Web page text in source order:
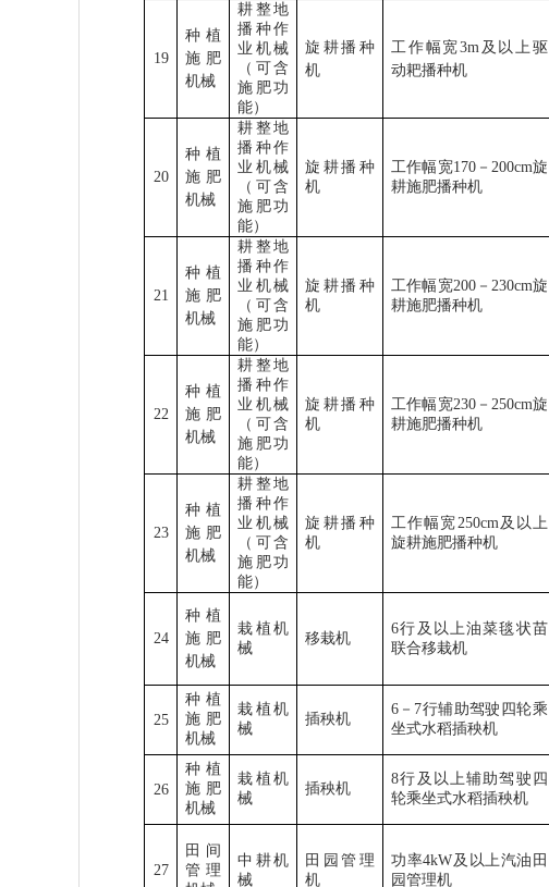
19
种植
施肥
机械
耕整地
播种作
业机械
（可含
施肥功
能）
旋耕播种
机
工作幅宽3m 及以上驱
动耙播种机
20
种植
施肥
机械
耕整地
播种作
业机械
（可含
施肥功
能）
旋耕播种
机
工作幅宽170－ 200cm旋
耕施肥播种机
21
种植
施肥
机械
耕整地
播种作
业机械
（可含
施肥功
能）
旋耕播种
机
工作幅宽200－ 230cm旋
耕施肥播种机
22
种植
施肥
机械
耕整地
播种作
业机械
（可含
施肥功
能）
旋耕播种
机
工作幅宽230－ 250cm旋
耕施肥播种机
23
种植
施肥
机械
耕整地
播种作
业机械
（可含
施肥功
能）
旋耕播种
机
工作幅宽250cm及以上
旋耕施肥播种机
24
种植
施肥
机械
栽植机
械
移栽机
6行及以上油菜毯状苗
联合移栽机
25
种植
施肥
机械
栽植机
械
插秧机
6 － 7行辅助驾驶四轮乘
坐式水稻插秧机
26
种植
施肥
机械
栽植机
械
插秧机
8行及以上辅助驾驶四
轮乘坐式水稻插秧机
27
田间
管理
中耕机
械
田园管理
机
功率4kW及以上汽油田
园管理机